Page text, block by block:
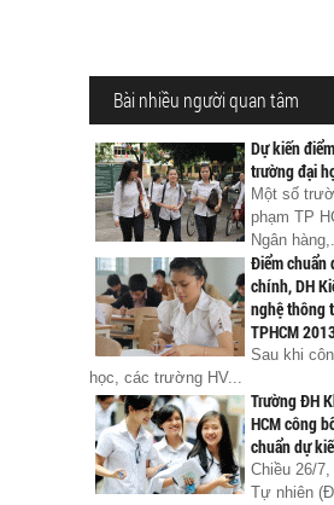
Bài nhiều người quan tâm
Dự kiến
trường đại
Một số
phạm TP
Ngân
Điểm chuẩn
chính, DH
nghệ thông
TPHCM
Sau khi
học, các trường HV...
Trường ĐH
HCM công
chuẩn dự
Chiều 26/
Tự nhiên